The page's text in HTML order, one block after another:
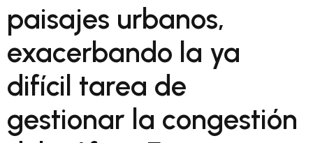
paisajes urbanos,
exacerbando la ya
difícil tarea de
gestionar la congestión